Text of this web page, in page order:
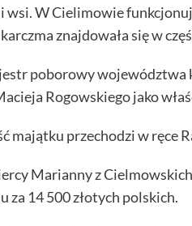
wsi. W Cielimowie
znajdowała się w
poborowy województwa
Rogowskiego jako
majątku przechodzi w ręce
Marianny z
za 14 500 złotych polskich.